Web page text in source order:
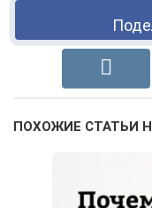
ПОХОЖИЕ СТАТЬИ